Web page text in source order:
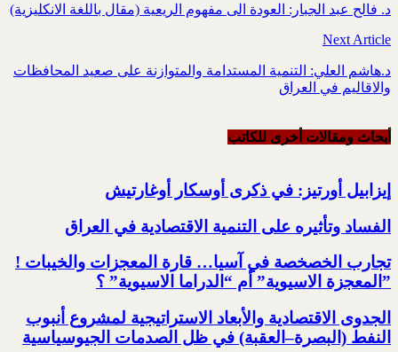
د. فالح عبد الجبار: العودة الى مفهوم الريعية (مقال باللغة الانكليزية)
Next Article
د.هاشم العلي: التنمية المستدامة والمتوازنة على صعيد المحافظات
والاقاليم في العراق
أبحاث ومقالات أخرى للکاتب
إيزابيل أورتيز: في ذكرى ‏أوسكار أوغارتيش
الفساد وتأثيره على التنمية الاقتصادية في العراق
تجارب الخصخصة في آسيا… قارة المعجزات والخيبات !‏
‏”المعجزة الاسيوية” أم “الدراما الاسيوية” ؟‏
الجدوى الاقتصادية والأبعاد الاستراتيجية لمشروع أنبوب
النفط (البصرة–العقبة) ‏في ظل الصدمات الجيوسياسية